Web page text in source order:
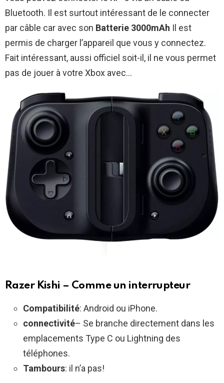
Bluetooth. Il est surtout intéressant de le connecter
par câble car avec son Batterie 3000mAh Il est
permis de charger l’appareil que vous y connectez.
Fait intéressant, aussi officiel soit-il, il ne vous permet
pas de jouer à votre Xbox avec…
Razer Kishi – Comme un interrupteur
Compatibilité: Android ou iPhone.
connectivité– Se branche directement dans les
emplacements Type C ou Lightning des
téléphones.
Tambours: il n’a pas!